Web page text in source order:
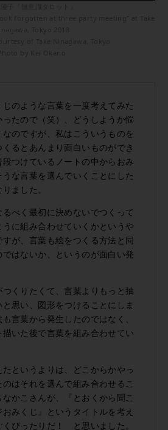
じのような言葉を一度考えてみた
たので（笑）、どうしようか悩
のですが、私はこういうものを
るとあんまり面白いものができ
つけているノートの中からおみ
うな言葉を選んでいくことにした
ました。
べく最初に決めないでつくって
に組み合わせていくかというや
が、言葉も絵をつくる方法と同
はないか、というのが面白い発
くりたくて、言葉よりもっと抽
思い、図形をつけることにしま
言葉から発生したのではなく、
いた後で言葉を組み合わせてい
というよりは、どこからかやっ
はそれを選んで組み合わせるこ
かこさんが、『とおくから聞こ
みくじ』というタイトルを考え
ぴったりだ！ と思いました。